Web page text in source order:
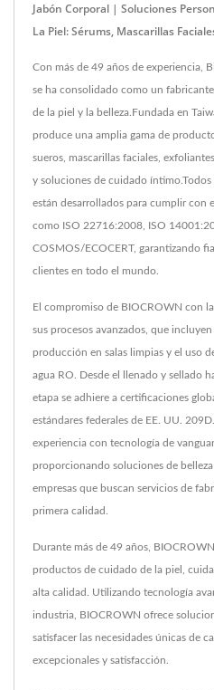
Jabón Corporal | Soluciones
La Piel: Sérums, Mascarillas
Con más de 49 años de experiencia,
se ha consolidado como un
de la piel y la belleza.Fundada en
produce una amplia gama de
sueros, mascarillas faciales,
y soluciones de cuidado
están desarrollados para cumplir con
como ISO 22716:2008, ISO
COSMOS/ECOCERT, garantizando
clientes en todo el mundo.
El compromiso de BIOCROWN con
sus procesos avanzados, que
producción en salas limpias y el uso
agua RO. Desde el llenado y sellado
etapa se adhiere a certificaciones
estándares federales de EE. UU.
experiencia con tecnología de
proporcionando soluciones de
empresas que buscan servicios de
primera calidad.
Durante más de 49 años,
productos de cuidado de la piel,
alta calidad. Utilizando tecnología
industria, BIOCROWN ofrece
satisfacer las necesidades únicas de
excepcionales y satisfacción.